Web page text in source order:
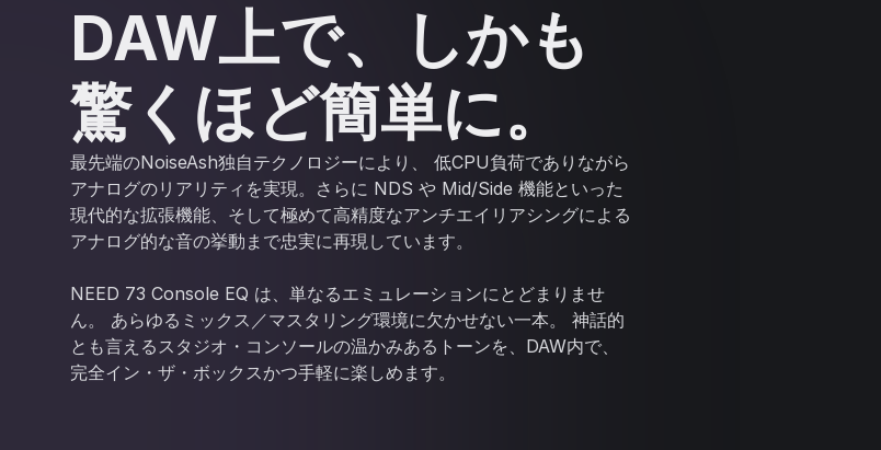
DAW上で、しかも
驚くほど簡単に。
最先端のNoiseAsh独自テクノロジーにより、 低CPU負荷でありながら
アナログのリアリティを実現。さらに NDS や Mid/Side 機能といった
現代的な拡張機能、そして極めて高精度なアンチエイリアシングによる
アナログ的な音の挙動まで忠実に再現しています。
NEED 73 Console EQ は、単なるエミュレーションにとどまりませ
ん。 あらゆるミックス／マスタリング環境に欠かせない一本。 神話的
とも言えるスタジオ・コンソールの温かみあるトーンを、DAW内で、
完全イン・ザ・ボックスかつ手軽に楽しめます。